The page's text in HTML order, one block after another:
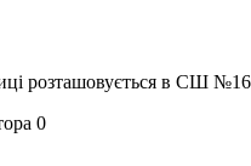
розташовується в СШ
0